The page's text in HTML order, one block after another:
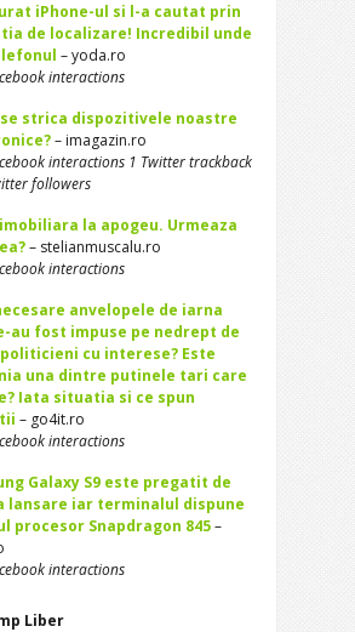
iPhone-ul si l-a cautat prin
de localizare! Incredibil unde
– yoda.ro
interactions
se strica dispozitivele noastre
– imagazin.ro
interactions 1 Twitter trackback
followers
la apogeu. Urmeaza
– stelianmuscalu.ro
interactions
anvelopele de iarna
au fost impuse pe nedrept de
cu interese? Este
una dintre putinele tari care
Iata situatia si ce spun
– go4it.ro
interactions
Galaxy S9 este pregatit de
lansare iar terminalul dispune
procesor Snapdragon 845–
interactions
Liber